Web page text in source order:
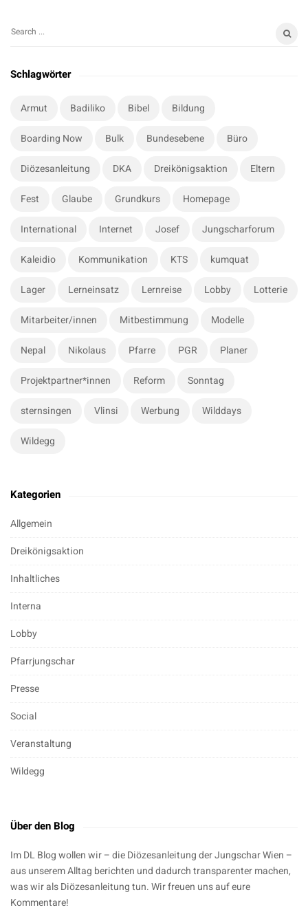
S
t
S
a
Schlagwörter
Armut Badiliko Bibel Bildung
Boarding Now Bulk Bundesebene Büro
Diözesanleitung DKA Dreikönigsaktion Eltern
Fest Glaube Grundkurs Homepage
International Internet Josef Jungscharforum
Kaleidio Kommunikation KTS kumquat
Lager Lerneinsatz Lernreise Lobby Lotterie
Mitarbeiter/innen Mitbestimmung Modelle
Nepal Nikolaus Pfarre PGR Planer
Projektpartner*innen Reform Sonntag
sternsingen Vlinsi Werbung Wilddays
Wildegg
Kategorien
Allgemein
Dreikönigsaktion
Inhaltliches
Interna
Lobby
Pfarrjungschar
Presse
Social
Veranstaltung
Wildegg
Über den Blog
Im DL Blog wollen wir – die Diözesanleitung der Jungschar Wien –
aus unserem Alltag berichten und dadurch transparenter machen,
was wir als Diözesanleitung tun. Wir freuen uns auf eure
Kommentare!